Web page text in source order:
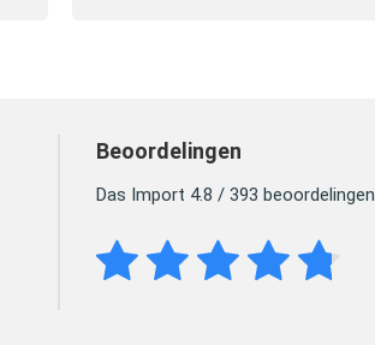
Beoordelingen
Das Import 4.8 / 393 beoordelingen